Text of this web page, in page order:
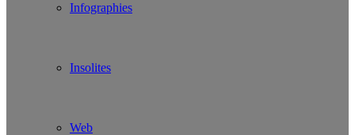
Infographies
Insolites
Web